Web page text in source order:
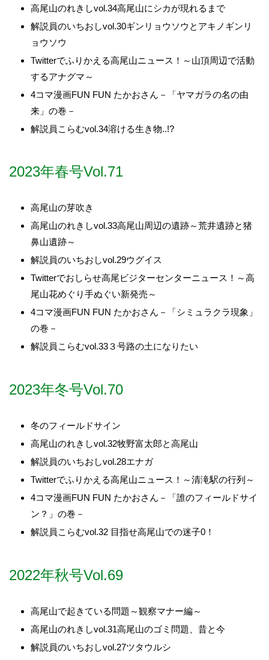
高尾山のれきしvol.34高尾山にシカが現れるまで
解説員のいちおしvol.30ギンリョウソウとアキノギンリ
ョウソウ
Twitterでふりかえる高尾山ニュース！～山頂周辺で活動
するアナグマ～
4コマ漫画FUN FUN たかおさん－「ヤマガラの名の由
来」の巻－
解説員こらむvol.34溶ける生き物..!?
2023年春号Vol.71
高尾山の芽吹き
高尾山のれきしvol.33高尾山周辺の遺跡～荒井遺跡と猪
鼻山遺跡～
解説員のいちおしvol.29ウグイス
Twitterでおしらせ高尾ビジターセンターニュース！～高
尾山花めぐり手ぬぐい新発売～
4コマ漫画FUN FUN たかおさん－「シミュラクラ現象」
の巻－
解説員こらむvol.33３号路の土になりたい
2023年冬号Vol.70
冬のフィールドサイン
高尾山のれきしvol.32牧野富太郎と高尾山
解説員のいちおしvol.28エナガ
Twitterでふりかえる高尾山ニュース！～清滝駅の行列～
4コマ漫画FUN FUN たかおさん－「誰のフィールドサイ
ン？」の巻－
解説員こらむvol.32 目指せ高尾山での迷子0！
2022年秋号Vol.69
高尾山で起きている問題～観察マナー編～
高尾山のれきしvol.31高尾山のゴミ問題、昔と今
解説員のいちおしvol.27ツタウルシ